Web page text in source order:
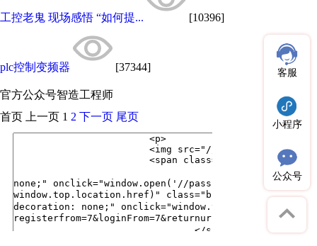
工控老鬼 现场感悟 “如何提... [10396]
plc控制变频器 [37344]
官方公众号智造工程师
客服
小程序
公众号
首页 上一页 1 2 下一页 尾页